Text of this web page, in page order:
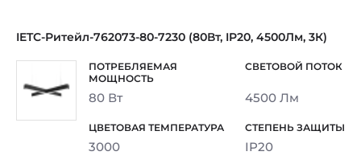
IETC-Ритейл-762073-80-7230 (80Вт, IP20, 4500Лм, 3К)
80 Вт 4500 Лм
3000 IP20